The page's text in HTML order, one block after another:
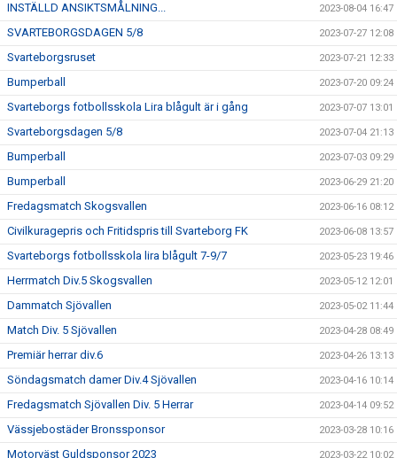
INSTÄLLD ANSIKTSMÅLNING... 2023-08-04 16:47
SVARTEBORGSDAGEN 5/8 2023-07-27 12:08
Svarteborgsruset 2023-07-21 12:33
Bumperball 2023-07-20 09:24
Svarteborgs fotbollsskola Lira blågult är i gång 2023-07-07 13:01
Svarteborgsdagen 5/8 2023-07-04 21:13
Bumperball 2023-07-03 09:29
Bumperball 2023-06-29 21:20
Fredagsmatch Skogsvallen 2023-06-16 08:12
Civilkuragepris och Fritidspris till Svarteborg FK 2023-06-08 13:57
Svarteborgs fotbollsskola lira blågult 7-9/7 2023-05-23 19:46
Herrmatch Div.5 Skogsvallen 2023-05-12 12:01
Dammatch Sjövallen 2023-05-02 11:44
Match Div. 5 Sjövallen 2023-04-28 08:49
Premiär herrar div.6 2023-04-26 13:13
Söndagsmatch damer Div.4 Sjövallen 2023-04-16 10:14
Fredagsmatch Sjövallen Div. 5 Herrar 2023-04-14 09:52
Vässjebostäder Bronssponsor 2023-03-28 10:16
Motorväst Guldsponsor 2023 2023-03-22 10:02